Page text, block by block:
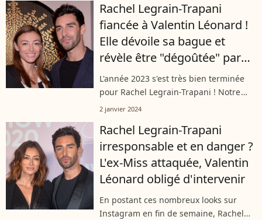
avait perdu près de dix kilos. Et elle...
Rachel Legrain-Trapani
fiancée à Valentin Léonard !
Elle dévoile sa bague et
révèle être "dégoûtée" par
un détail
L'année 2023 s'est très bien terminée
pour Rachel Legrain-Trapani ! Notre
ancienne Miss France a reçu le plus
compagnon de longue date Valentin
Léonard,...
2 janvier 2024
Rachel Legrain-Trapani
irresponsable et en danger ?
L'ex-Miss attaquée, Valentin
Léonard obligé d'intervenir
En postant ces nombreux looks sur
Instagram en fin de semaine, Rachel